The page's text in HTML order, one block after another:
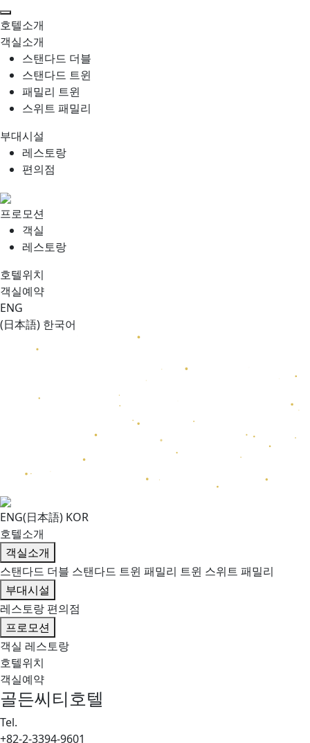
호텔소개
객실소개
스탠다드 더블
스탠다드 트윈
패밀리 트윈
스위트 패밀리
부대시설
레스토랑
편의점
프로모션
객실
레스토랑
호텔위치
객실예약
ENG
(日本語) 한국어
ENG(日本語) KOR
호텔소개
객실소개
스탠다드 더블 스탠다드 트윈 패밀리 트윈 스위트 패밀리
부대시설
레스토랑 편의점
프로모션
객실 레스토랑
호텔위치
객실예약
골든씨티호텔
Tel.
+82-2-3394-9601